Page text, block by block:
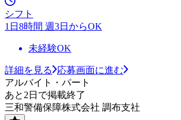
シフト
1日8時間 週3日からOK
未経験OK
詳細を見る
応募画面に進む
アルバイト・パート
あと2日で掲載終了
三和警備保障株式会社 調布支社